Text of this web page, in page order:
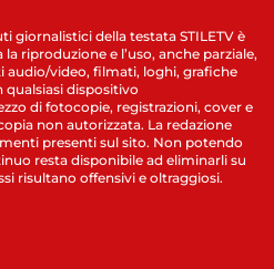
giornalistici della testata STILETV è
riproduzione e l’uso, anche parziale,
audio/video, filmati, loghi, grafiche
qualsiasi dispositivo
di fotocopie, registrazioni, cover e
non autorizzata. La redazione
presenti sul sito. Non potendo
resta disponibile ad eliminarli su
risultano offensivi e oltraggiosi.